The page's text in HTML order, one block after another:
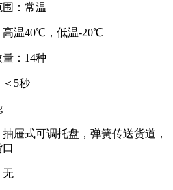
：常温
高温40℃，低温-20℃
：14种
＜5秒
屉式可调托盘，弹簧传送货道，
无